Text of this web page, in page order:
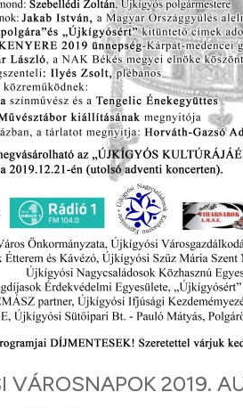
VÁROSNAPOK 2019.